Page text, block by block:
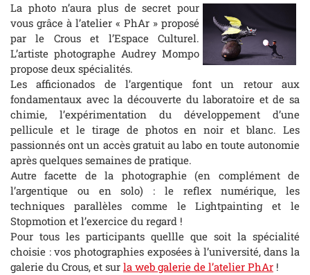
La photo n’aura plus de secret pour
vous grâce à l’atelier « PhAr » proposé
par le Crous et l’Espace Culturel.
L’artiste photographe Audrey Mompo
propose deux spécialités.
Les afficionados de l’argentique font un retour aux
fondamentaux avec la découverte du laboratoire et de sa
chimie, l’expérimentation du développement d’une
pellicule et le tirage de photos en noir et blanc. Les
passionnés ont un accès gratuit au labo en toute autonomie
après quelques semaines de pratique.
Autre facette de la photographie (en complément de
l’argentique ou en solo) : le reflex numérique, les
techniques parallèles comme le Lightpainting et le
Stopmotion et l’exercice du regard !
Pour tous les participants quellle que soit la spécialité
choisie : vos photographies exposées à l’université, dans la
galerie du Crous, et sur la web galerie de l’atelier PhAr !